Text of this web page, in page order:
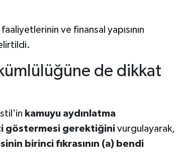
ve finansal yapısının
de dikkat
kamuyu aydınlatma
göstermesi gerektiğinivurgulayarak,
birinci fıkrasının (a) bendi